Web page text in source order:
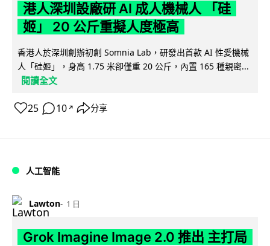
港人深圳設廠研 AI 成人機械人 「硅
姬」 20 公斤重擬人度極高
香港人於深圳創辦初創 Somnia Lab，研發出首款 AI 性愛機械
人「硅姬」，身高 1.75 米卻僅重 20 公斤，內置 165 種親密...
閱讀全文
25 10 ↗ 分享
人工智能
Lawton 1 日
Grok Imagine Image 2.0 推出 主打局